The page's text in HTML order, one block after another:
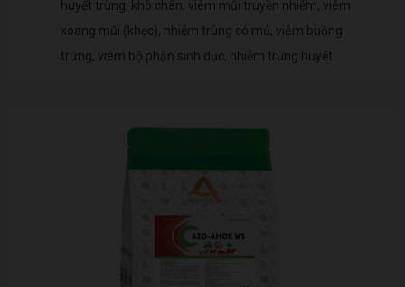
huyết trùng, khô chân, viêm mũi truyền nhiễm, viêm
xoang mũi (khẹc), nhiễm trùng có mủ, viêm buồng
trứng, viêm bộ phận sinh dục, nhiễm trùng huyết.